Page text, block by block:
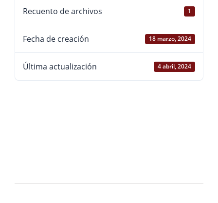
Recuento de archivos 1
Fecha de creación 18 marzo, 2024
Última actualización 4 abril, 2024